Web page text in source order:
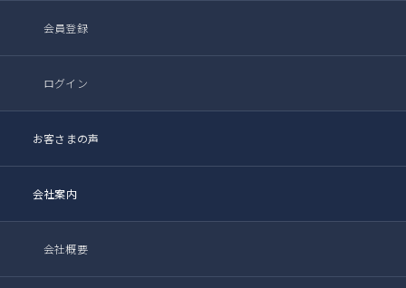
会員登録
ログイン
お客さまの声
会社案内
会社概要